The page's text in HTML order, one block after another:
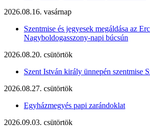
2026.08.16. vasárnap
Szentmise és jegyesek megáldása az
Nagyboldogasszony-napi búcsún
2026.08.20. csütörtök
Szent István király ünnepén szentmise
2026.08.27. csütörtök
Egyházmegyés papi zarándoklat
2026.09.03. csütörtök